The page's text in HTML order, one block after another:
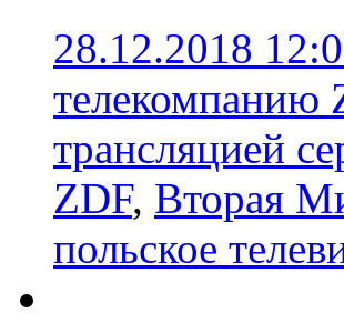
28.12.2018
телекомпанию
трансляцией
ZDF, Вторая
польское